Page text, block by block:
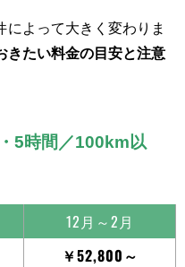
によって大きく変わりま
きたい料金の目安と注意
5時間／100km以
12月～2月
￥52,800～